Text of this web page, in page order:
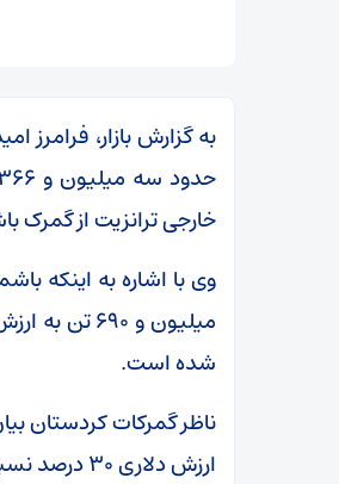
به گزارش بازار، فرامرز
خارجی ترانزیت از گمرک
شده است.
ارزش دلاری ۳۰ درصد نسبت به مدت مشابه آن در سال گذشته رشد کرده است.